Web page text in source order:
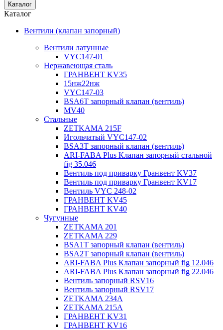
Каталог
Каталог
Вентили (клапан запорный)
Вентили латунные
VYC147-01
Нержавеющая сталь
ГРАНВЕНТ KV35
15нж22нж
VYC147-03
BSA6T запорный клапан (вентиль)
MV40
Стальные
ZETKAMA 215F
Игольчатый VYC147-02
BSA3T запорный клапан (вентиль)
ARI-FABA Plus Клапан запорный стальной
fig 35.046
Вентиль под приварку Гранвент KV37
Вентиль под приварку Гранвент KV17
Вентиль VYC 248-02
ГРАНВЕНТ KV45
ГРАНВЕНТ KV40
Чугунные
ZETKAMA 201
ZETKAMA 229
BSA1T запорный клапан (вентиль)
BSA2T запорный клапан (вентиль)
ARI-FABA Plus Клапан запорный fig 12.046
ARI-FABA Plus Клапан запорный fig 22.046
Вентиль запорный RSV16
Вентиль запорный RSV17
ZETKAMA 234A
ZETKAMA 215A
ГРАНВЕНТ KV31
ГРАНВЕНТ KV16